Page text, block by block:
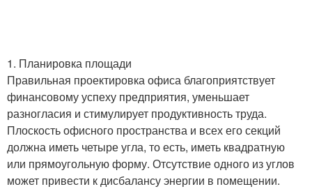
1. Планировка площади
Правильная проектировка офиса благоприятствует
финансовому успеху предприятия, уменьшает
разногласия и стимулирует продуктивность труда.
Плоскость офисного пространства и всех его секций
должна иметь четыре угла, то есть, иметь квадратную
или прямоугольную форму. Отсутствие одного из углов
может привести к дисбалансу энергии в помещении.